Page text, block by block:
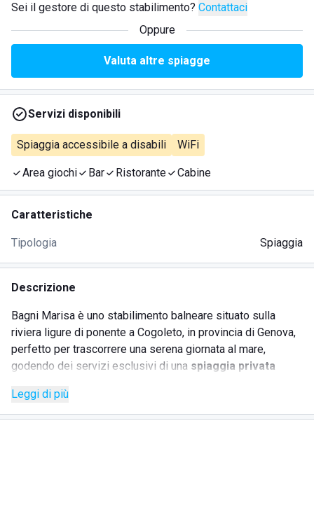
Sei il gestore di questo stabilimento? Contattaci
Oppure
Valuta altre spiagge
Servizi disponibili
Spiaggia accessibile a disabili WiFi
Area giochi Bar Ristorante Cabine
Caratteristiche
Tipologia Spiaggia
Descrizione
Bagni Marisa è uno stabilimento balneare situato sulla
riviera ligure di ponente a Cogoleto, in provincia di Genova,
perfetto per trascorrere una serena giornata al mare,
godendo dei servizi esclusivi di una spiaggia privata
locale. Il lido non presenta barriere ed è facilmente
accessibile ai disabilie offre assistenza ai bagnanti con
Leggi di più